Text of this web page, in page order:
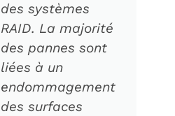
des systèmes
RAID. La majorité
des pannes sont
liées à un
endommagement
des surfaces